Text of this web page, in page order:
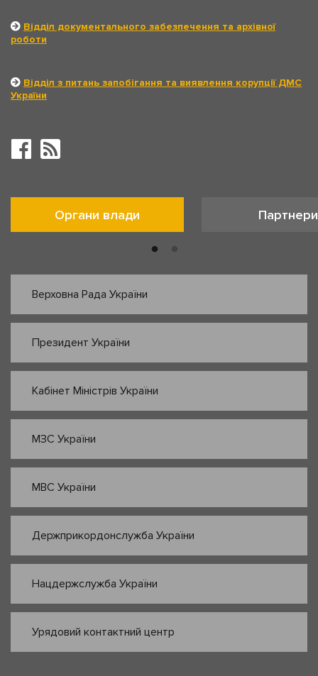
Відділ документального забезпечення та архівної
роботи
Відділ з питань запобігання та виявлення корупції ДМС
України
Органи влади Партнери
Верховна Рада України
Президент України
Кабінет Міністрів України
МЗС України
МВС України
Держприкордонслужба України
Нацдержслужба України
Урядовий контактний центр